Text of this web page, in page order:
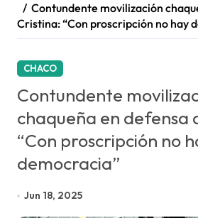
Contundente movilización
Cristina: “Con proscripción no hay
CHACO
Contundente
chaqueña en defensa
“Con proscripción no
democracia”
Jun 18, 2025